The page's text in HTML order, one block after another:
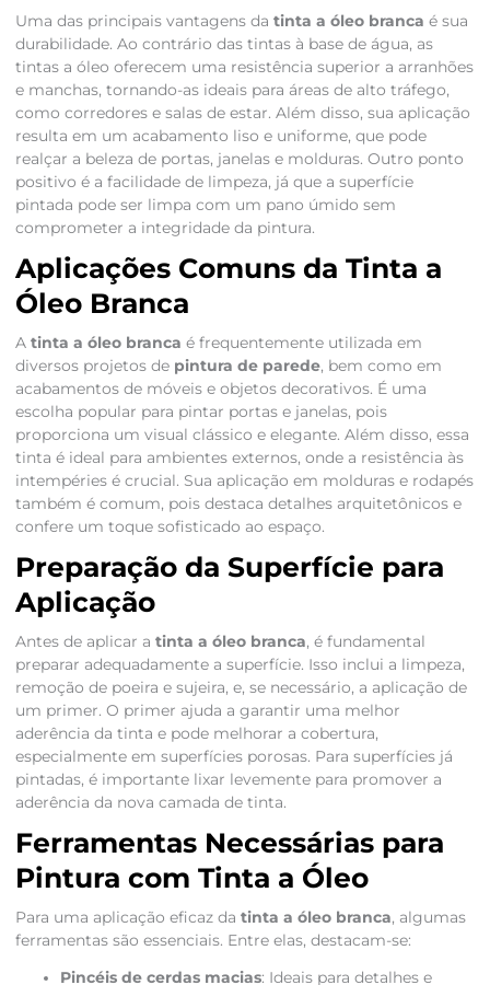
Uma das principais vantagens da tinta a óleo branca é sua
durabilidade. Ao contrário das tintas à base de água, as
tintas a óleo oferecem uma resistência superior a arranhões
e manchas, tornando-as ideais para áreas de alto tráfego,
como corredores e salas de estar. Além disso, sua aplicação
resulta em um acabamento liso e uniforme, que pode
realçar a beleza de portas, janelas e molduras. Outro ponto
positivo é a facilidade de limpeza, já que a superfície
pintada pode ser limpa com um pano úmido sem
comprometer a integridade da pintura.
Aplicações Comuns da Tinta a
Óleo Branca
A tinta a óleo branca é frequentemente utilizada em
diversos projetos de pintura de parede, bem como em
acabamentos de móveis e objetos decorativos. É uma
escolha popular para pintar portas e janelas, pois
proporciona um visual clássico e elegante. Além disso, essa
tinta é ideal para ambientes externos, onde a resistência às
intempéries é crucial. Sua aplicação em molduras e rodapés
também é comum, pois destaca detalhes arquitetônicos e
confere um toque sofisticado ao espaço.
Preparação da Superfície para
Aplicação
Antes de aplicar a tinta a óleo branca, é fundamental
preparar adequadamente a superfície. Isso inclui a limpeza,
remoção de poeira e sujeira, e, se necessário, a aplicação de
um primer. O primer ajuda a garantir uma melhor
aderência da tinta e pode melhorar a cobertura,
especialmente em superfícies porosas. Para superfícies já
pintadas, é importante lixar levemente para promover a
aderência da nova camada de tinta.
Ferramentas Necessárias para
Pintura com Tinta a Óleo
Para uma aplicação eficaz da tinta a óleo branca, algumas
ferramentas são essenciais. Entre elas, destacam-se:
Pincéis de cerdas macias: Ideais para detalhes e